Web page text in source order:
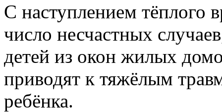
С наступлением тёплого
число несчастных
детей из окон жилых
приводят к тяжёлым
ребёнка.